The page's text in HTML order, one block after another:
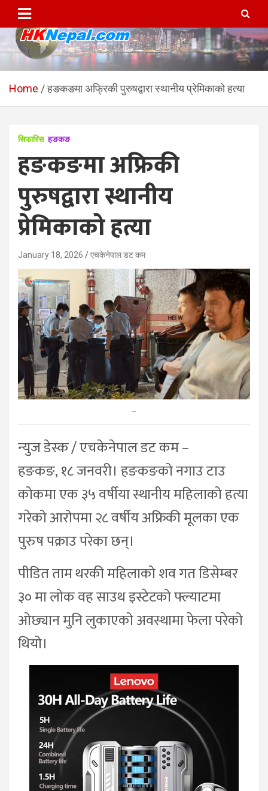
content
HKNepal.com – हङकङबाट
सञ्चालित पहिलो नेपाली अनलाईन
hknepal, hknepal.com, hk nepal, hk nepal com
Home हङकङमा अफ्रिकी पुरुषद्वारा स्थानीय प्रेमिकाको हत्या
सिफारिस हङकङ
हङकङमा अफ्रिकी
पुरुषद्वारा स्थानीय
प्रेमिकाको हत्या
January 18, 2026 एचकेनेपाल डट कम
–
न्युज डेस्क / एचकेनेपाल डट कम –
हङकङ, १८ जनवरी। हङकङको नगाउ टाउ
कोकमा एक ३५ वर्षीया स्थानीय महिलाको हत्या
गरेको आरोपमा २८ वर्षीय अफ्रिकी मूलका एक
पुरुष पक्राउ परेका छन्।
पीडित ताम थरकी महिलाको शव गत डिसेम्बर
३० मा लोक वह साउथ इस्टेटको फ्ल्याटमा
ओछ्यान मुनि लुकाएको अवस्थामा फेला परेको
थियो।